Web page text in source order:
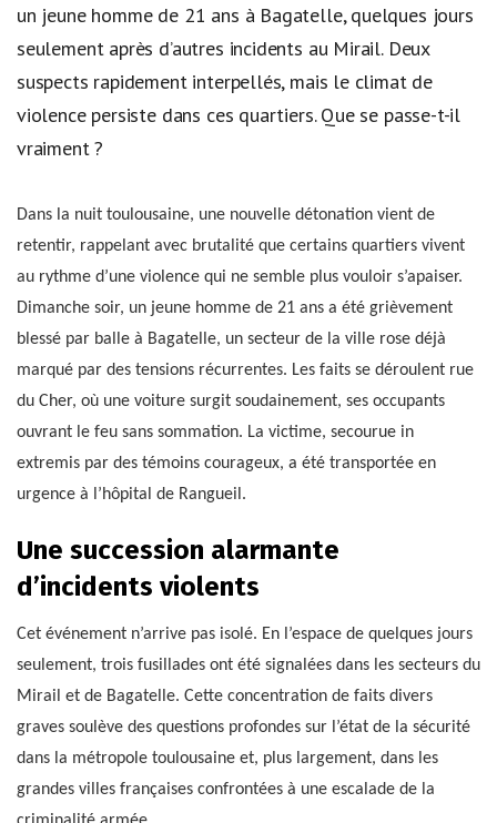
un jeune homme de 21 ans à Bagatelle, quelques jours
seulement après d’autres incidents au Mirail. Deux
suspects rapidement interpellés, mais le climat de
violence persiste dans ces quartiers. Que se passe-t-il
vraiment ?
Dans la nuit toulousaine, une nouvelle détonation vient de
retentir, rappelant avec brutalité que certains quartiers vivent
au rythme d’une violence qui ne semble plus vouloir s’apaiser.
Dimanche soir, un jeune homme de 21 ans a été grièvement
blessé par balle à Bagatelle, un secteur de la ville rose déjà
marqué par des tensions récurrentes. Les faits se déroulent rue
du Cher, où une voiture surgit soudainement, ses occupants
ouvrant le feu sans sommation. La victime, secourue in
extremis par des témoins courageux, a été transportée en
urgence à l’hôpital de Rangueil.
Une succession alarmante
d’incidents violents
Cet événement n’arrive pas isolé. En l’espace de quelques jours
seulement, trois fusillades ont été signalées dans les secteurs du
Mirail et de Bagatelle. Cette concentration de faits divers
graves soulève des questions profondes sur l’état de la sécurité
dans la métropole toulousaine et, plus largement, dans les
grandes villes françaises confrontées à une escalade de la